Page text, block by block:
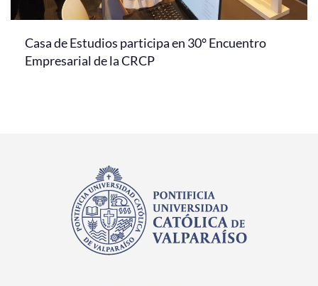
Casa de Estudios participa en 30° Encuentro
Empresarial de la CRCP